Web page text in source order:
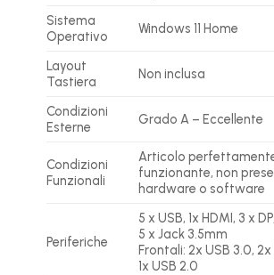
Sistema
Operativo
Windows 11 Home
Layout
Tastiera
Non inclusa
Condizioni
Esterne
Grado A – Eccellente
Condizioni
Funzionali
Articolo
funzionante, non
hardware o software
Periferiche
5 x USB, 1x HDMI, 3 x
5 x Jack 3.5mm
Frontali: 2x USB 3.0,
1x USB 2.0